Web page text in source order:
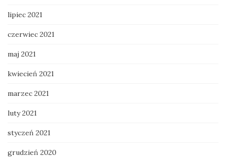
lipiec 2021
czerwiec 2021
maj 2021
kwiecień 2021
marzec 2021
luty 2021
styczeń 2021
grudzień 2020